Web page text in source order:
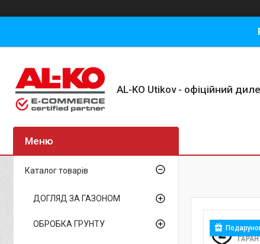
AL-KO Utikov - офіційний
Каталог товарів
ДОГЛЯД ЗА ГАЗОНОМ
ОБРОБКА ГРУНТУ